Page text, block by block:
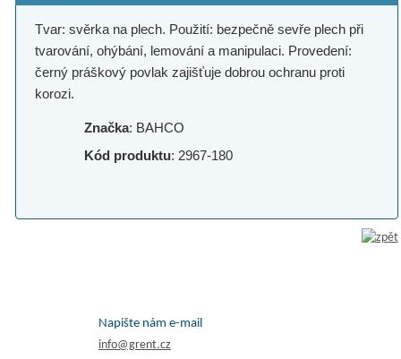
Tvar: svěrka na plech. Použití: bezpečně sevře plech při
tvarování, ohýbání, lemování a manipulaci. Provedení:
černý práškový povlak zajišťuje dobrou ochranu proti
korozi.
Značka: BAHCO
Kód produktu: 2967-180
Napište nám e-mail
info@grent.cz